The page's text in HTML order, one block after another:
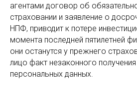
агентами договор об
страховании и заявление о
НПФ, приводит к потере
момента последней пятилетней
они останутся у прежнего
лицо факт незаконного
персональных данных.